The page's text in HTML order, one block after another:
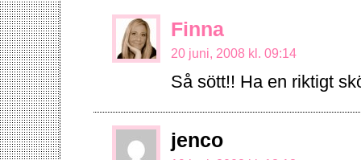
Finna
20 juni, 2008 kl. 09:14
Så sött!! Ha en riktigt
jenco